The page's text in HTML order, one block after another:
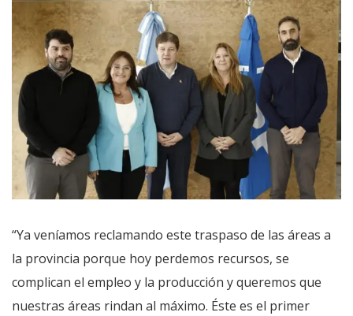
“Ya veníamos reclamando este traspaso de las áreas a
la provincia porque hoy perdemos recursos, se
complican el empleo y la producción y queremos que
nuestras áreas rindan al máximo. Éste es el primer